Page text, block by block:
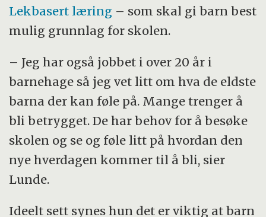
Lekbasert læring – som skal gi barn best
mulig grunnlag for skolen.
– Jeg har også jobbet i over 20 år i
barnehage så jeg vet litt om hva de eldste
barna der kan føle på. Mange trenger å
bli betrygget. De har behov for å besøke
skolen og se og føle litt på hvordan den
nye hverdagen kommer til å bli, sier
Lunde.
Ideelt sett synes hun det er viktig at barn